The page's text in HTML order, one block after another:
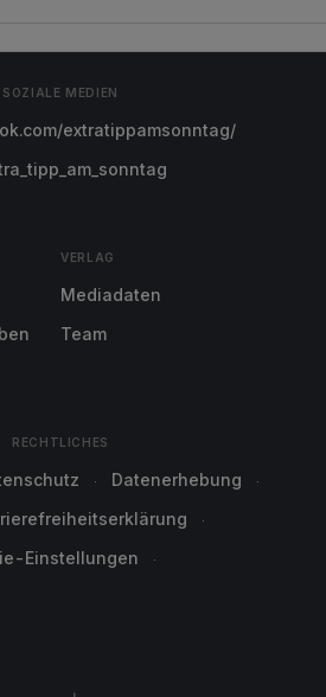
SOZIALE MEDIEN
extratippamsonntag/
VERLAG
Mediadaten
Team
RECHTLICHES
Datenerhebung
Einstellungen